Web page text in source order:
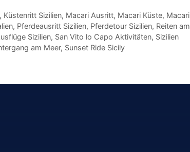
, Küstenritt Sizilien, Macari Ausritt, Macari Küste, Macari
, Pferdeausritt Sizilien, Pferdetour Sizilien, Reiten am
Sizilien, San Vito lo Capo Aktivitäten, Sizilien
am Meer, Sunset Ride Sicily